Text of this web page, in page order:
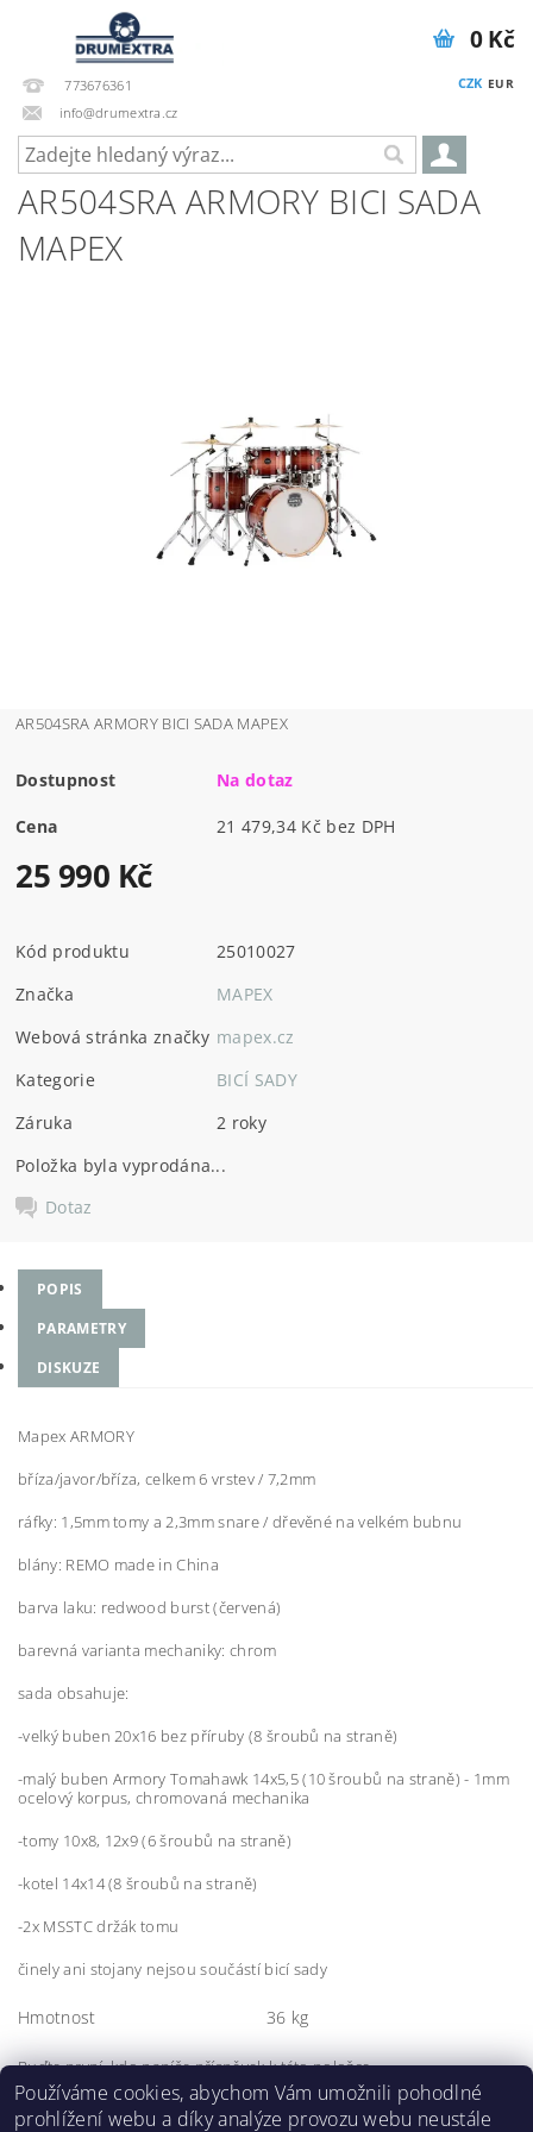
773676361
info@drumextra.cz
CZK EUR
0 Kč
AR504SRA ARMORY BICI SADA
MAPEX
AR504SRA ARMORY BICI SADA MAPEX
Dostupnost Na dotaz
Cena 21 479,34 Kč bez DPH
25 990 Kč
Kód produktu
25010027
Značka
MAPEX
Webová stránka značky mapex.cz
Kategorie
BICÍ SADY
Záruka
2 roky
Položka byla vyprodána...
Dotaz
POPIS
PARAMETRY
DISKUZE
Mapex ARMORY
bříza/javor/bříza, celkem 6 vrstev / 7,2mm
ráfky: 1,5mm tomy a 2,3mm snare / dřevěné na velkém bubnu
blány: REMO made in China
barva laku: redwood burst (červená)
barevná varianta mechaniky: chrom
sada obsahuje:
-velký buben 20x16 bez příruby (8 šroubů na straně)
-malý buben Armory Tomahawk 14x5,5 (10 šroubů na straně) - 1mm
ocelový korpus, chromovaná mechanika
-tomy 10x8, 12x9 (6 šroubů na straně)
-kotel 14x14 (8 šroubů na straně)
-2x MSSTC držák tomu
činely ani stojany nejsou součástí bicí sady
Hmotnost 36 kg
Buďte první, kdo napíše příspěvek k této položce.
Přidat komentář
Používáme cookies, abychom Vám umožnili pohodlné
prohlížení webu a díky analýze provozu webu neustále